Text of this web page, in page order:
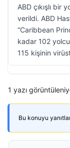
ABD çıkışlı bir
verildi. ABD
“Caribbean
kadar 102
115 kişinin
1 yazı
Bu konuyu